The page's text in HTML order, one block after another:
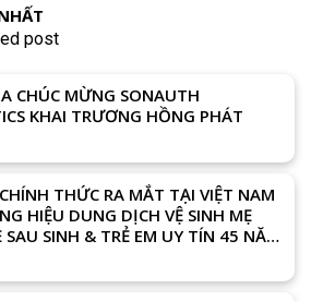
post
CHÚC MỪNG SONAUTH
KHAI TRƯƠNG HỒNG PHÁT
THỨC RA MẮT TẠI VIỆT NAM
HIỆU DUNG DỊCH VỆ SINH MẸ
SAU SINH & TRẺ EM UY TÍN 45 NĂM
ÂU